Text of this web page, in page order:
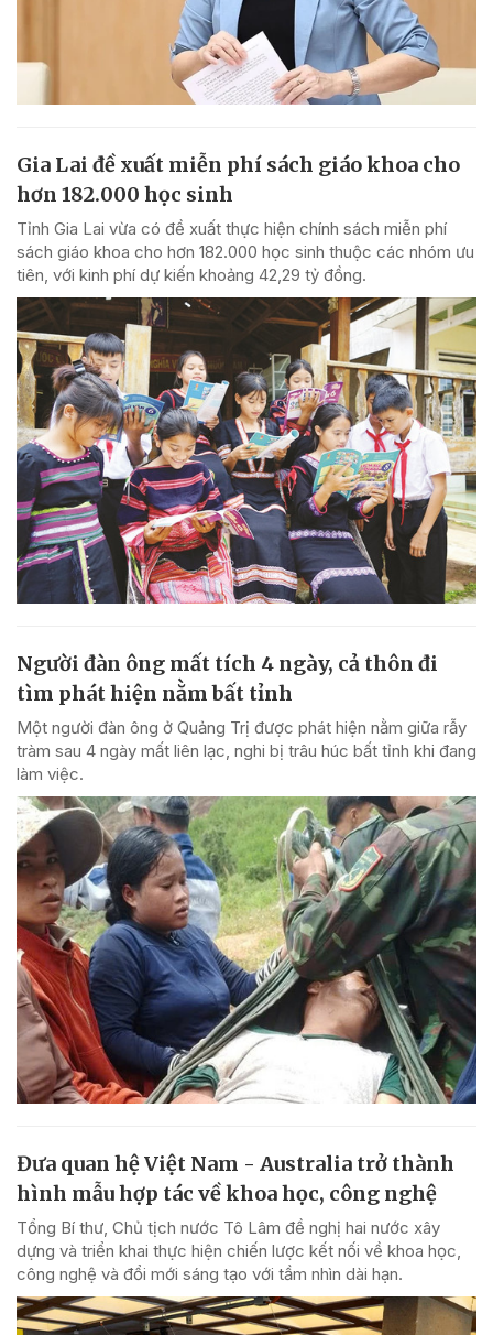
Gia Lai đề xuất miễn phí sách giáo khoa cho
hơn 182.000 học sinh
Tỉnh Gia Lai vừa có đề xuất thực hiện chính sách miễn phí
sách giáo khoa cho hơn 182.000 học sinh thuộc các nhóm ưu
tiên, với kinh phí dự kiến khoảng 42,29 tỷ đồng.
Người đàn ông mất tích 4 ngày, cả thôn đi
tìm phát hiện nằm bất tỉnh
Một người đàn ông ở Quảng Trị được phát hiện nằm giữa rẫy
tràm sau 4 ngày mất liên lạc, nghi bị trâu húc bất tỉnh khi đang
làm việc.
Đưa quan hệ Việt Nam - Australia trở thành
hình mẫu hợp tác về khoa học, công nghệ
Tổng Bí thư, Chủ tịch nước Tô Lâm đề nghị hai nước xây
dựng và triển khai thực hiện chiến lược kết nối về khoa học,
công nghệ và đổi mới sáng tạo với tầm nhìn dài hạn.